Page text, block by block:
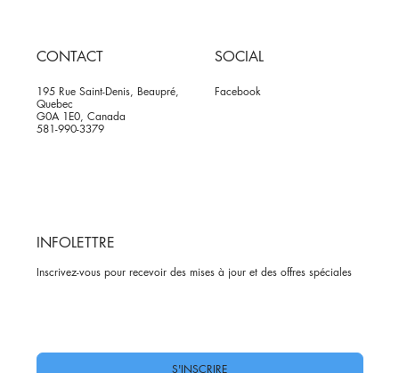
CONTACT
195 Rue Saint-Denis, Beaupré,
Quebec
G0A 1E0, Canada
581-990-3379
SOCIAL
Facebook
INFOLETTRE
Inscrivez-vous pour recevoir des mises à jour et des offres spéciales
S'INSCRIRE